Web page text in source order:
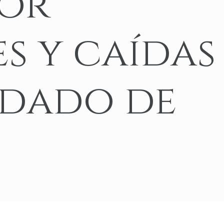
Accidentes con navaja
Accidente de camión en Amazon
y caídas
de